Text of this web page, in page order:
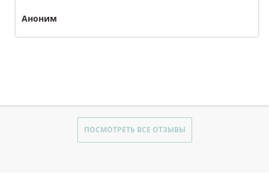
Аноним
ПОСМОТРЕТЬ ВСЕ ОТЗЫВЫ